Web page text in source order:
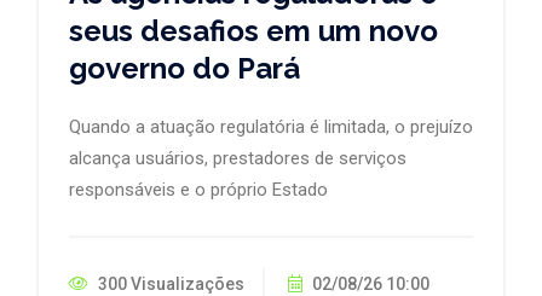
seus desafios em um novo
governo do Pará
Quando a atuação regulatória é limitada, o prejuízo
alcança usuários, prestadores de serviços
responsáveis e o próprio Estado
300 Visualizações 02/08/26 10:00